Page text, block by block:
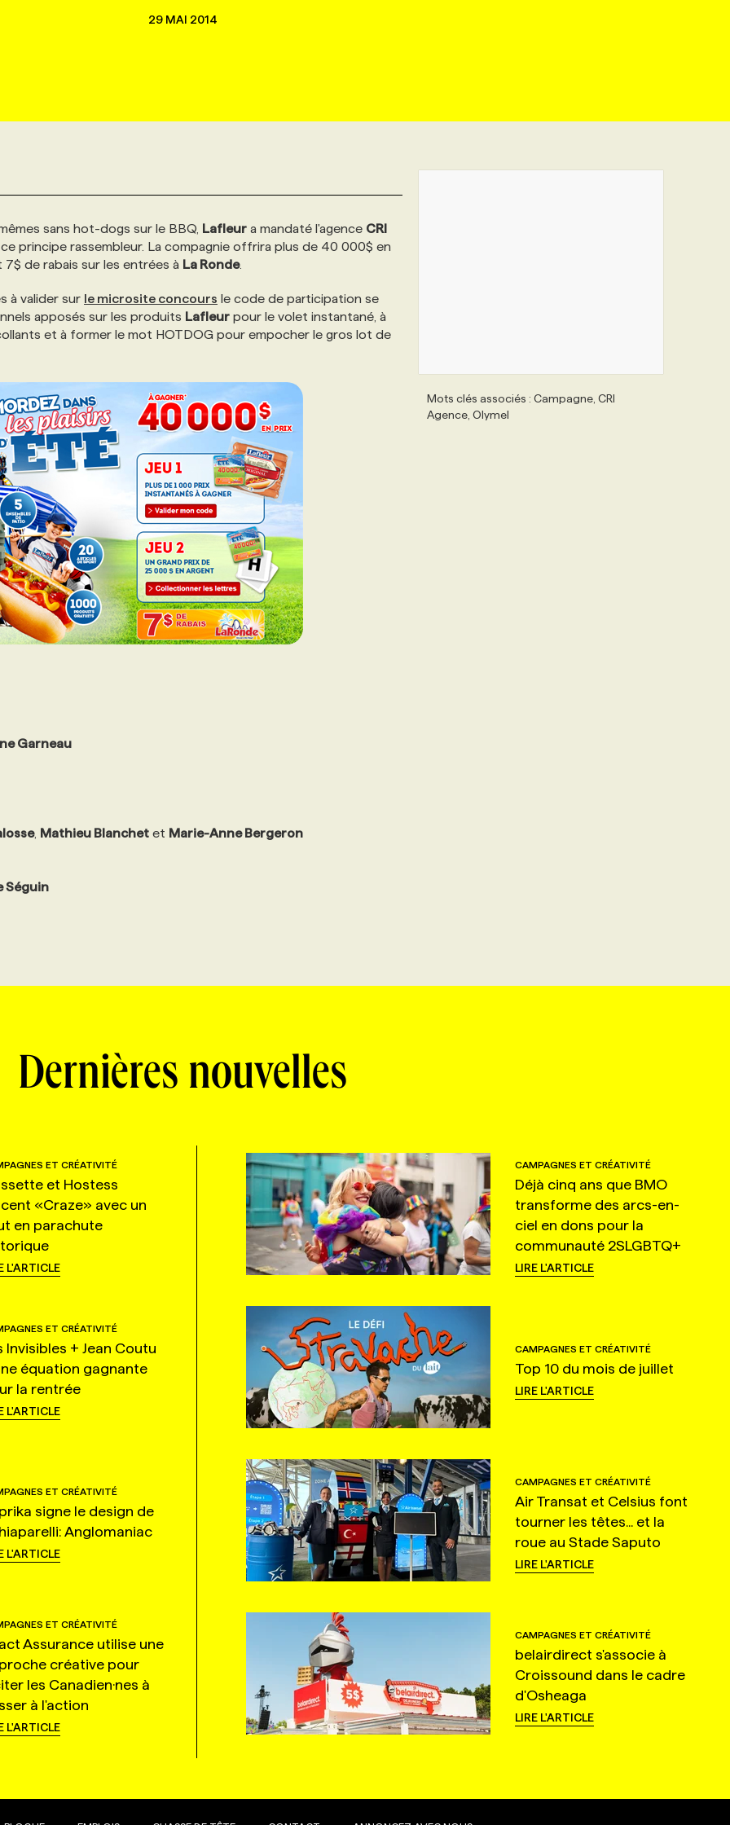
29 MAI 2014
sans hot-dogs sur le BBQ, Lafleur a mandaté l'agence CRI
principe rassembleur. La compagnie offrira plus de 40 000$ en
de rabais sur les entrées à La Ronde.
à valider sur le microsite concours le code de participation se
apposés sur les produits Lafleur pour le volet instantané, à
et à former le mot HOTDOG pour empocher le gros lot de
Garneau
, Mathieu Blanchet et Marie-Anne Bergeron
Séguin
Mots clés associés : Campagne, CRI
Agence, Olymel
Dernières nouvelles
ET CRÉATIVITÉ
et Hostess
«Craze» avec un
en parachute
L'ARTICLE
CAMPAGNES ET CRÉATIVITÉ
Déjà cinq ans que BMO
transforme des arcs-en-
ciel en dons pour la
communauté 2SLGBTQ+
LIRE L'ARTICLE
ET CRÉATIVITÉ
Invisibles + Jean Coutu
équation gagnante
la rentrée
L'ARTICLE
CAMPAGNES ET CRÉATIVITÉ
Top 10 du mois de juillet
LIRE L'ARTICLE
ET CRÉATIVITÉ
signe le design de
Anglomaniac
L'ARTICLE
CAMPAGNES ET CRÉATIVITÉ
Air Transat et Celsius font
tourner les têtes... et la
roue au Stade Saputo
LIRE L'ARTICLE
ET CRÉATIVITÉ
Assurance utilise une
créative pour
les Canadien·nes à
à l'action
L'ARTICLE
CAMPAGNES ET CRÉATIVITÉ
belairdirect s'associe à
Croissound dans le cadre
d'Osheaga
LIRE L'ARTICLE